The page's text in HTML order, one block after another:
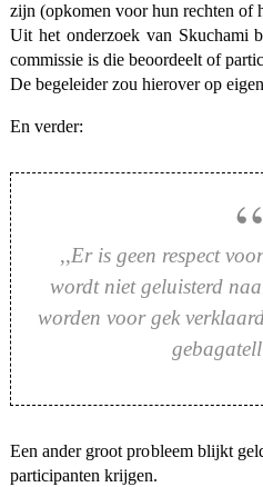
zijn (opkomen voor hun rechten of
Uit het onderzoek van Skuchami
commissie is die beoordeelt of
De begeleider zou hierover op
En verder:
,,Er is geen respect voor de participanten, er
wordt niet geluisterd
worden voor gek
Een ander groot probleem blijkt
participanten krijgen.